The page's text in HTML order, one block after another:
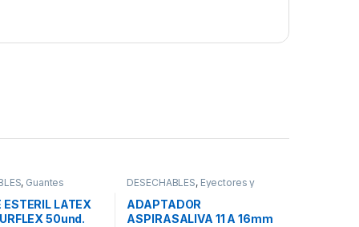
, Guantes
ESTERIL LATEX
50und.
DESECHABLES, Eyectores y
ADAPTADOR
ASPIRASALIVA 11 A 16mm